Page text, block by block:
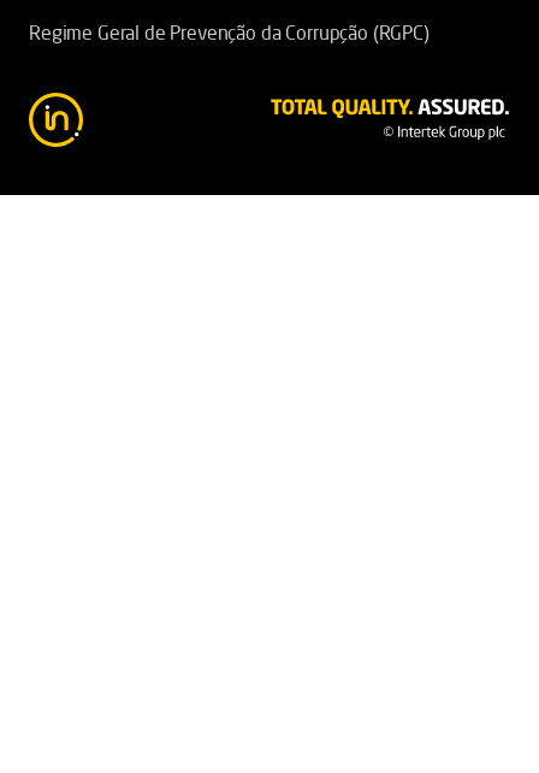
Regime Geral de Prevenção da Corrupção (RGPC)